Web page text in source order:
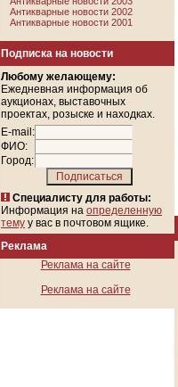
Антикварные новости 2002
Антикварные новости 2001
Подписка на новости
Любому желающему:
Ежедневная информация об
аукционах, выставочных
проектах, розыске и находках.
E-mail:
ФИО:
Город:
Специалисту для работы:
Информация на определенную
тему у вас в почтовом ящике.
Реклама
Реклама на сайте
Реклама на сайте